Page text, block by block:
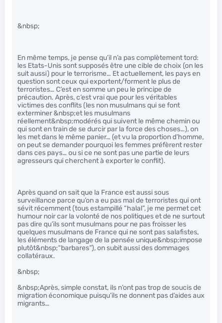
&nbsp;
En même temps, je pense qu’il n’a pas complètement tord:
les Etats-Unis sont supposés être une cible de choix (on les
suit aussi) pour le terrorisme… Et actuellement, les pays en
question sont ceux qui exportent/forment le plus de
terroristes… C’est en somme un peu le principe de
précaution. Après, c’est vrai que pour les véritables
victimes des conflits (les non musulmans qui se font
exterminer &nbsp;et les musulmans
réellement&nbsp;modérés qui suivent le même chemin ou
qui sont en train de se durcir par la force des choses…), on
les met dans le même panier… (et vu la proportion d’homme,
on peut se demander pourquoi les femmes préfèrent rester
dans ces pays… ou si ce ne sont pas une partie de leurs
agresseurs qui cherchent à exporter le conflit).
Après quand on sait que la France est aussi sous
surveillance parce qu’on a eu pas mal de terroristes qui ont
sévit récemment (tous estampillé “halal”, je me permet cet
humour noir car la volonté de nos politiques et de ne surtout
pas dire qu’ils sont musulmans pour ne pas froisser les
quelques musulmans de France qui ne sont pas salafistes,
les éléments de langage de la pensée unique&nbsp;impose
plutôt&nbsp;“barbares”), on subit aussi des dommages
collatéraux.
&nbsp;
&nbsp;Après, simple constat, ils n’ont pas trop de soucis de
migration économique puisqu’ils ne donnent pas d’aides aux
migrants…